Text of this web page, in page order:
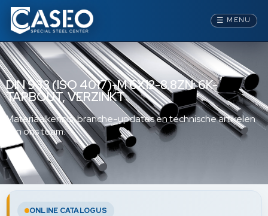
☰ MENU
DIN 933 (ISO 4017)-M 6X12-8.8ZN: 6K-
TAPBOUT, VERZINKT
Materiaalkennis, branche-updates en technische artikelen
van ons team.
ONLINE CATALOGUS